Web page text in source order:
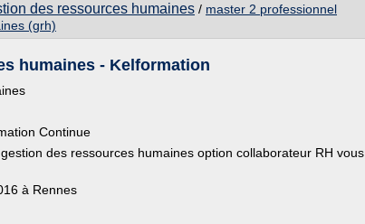
des ressources humaines / master 2 professionnel
(grh)
humaines - Kelformation
Continue
des ressources humaines option collaborateur RH vous
à Rennes